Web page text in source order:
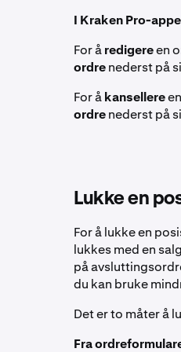
Valgfritt: Angi
betingede
Send inn:Klikk på
Et varsel nederst
automatisk.
Valgfritt: Angi
betingede
Send inn:
Trykk
I Kraken Pro-
For åredigereen
ordrenederst på
For åkansellere
ordrenederst på
Lukke en
For å lukke en
lukkes med en
på
du kan bruke
Det er to måter å
Fra